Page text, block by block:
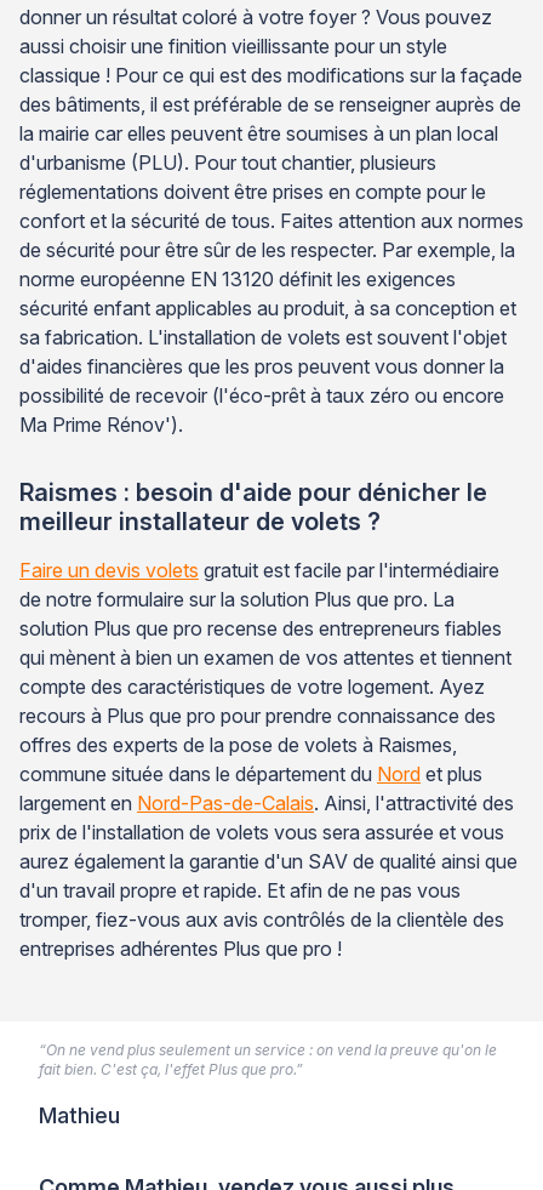
donner un résultat coloré à votre foyer ? Vous pouvez
aussi choisir une finition vieillissante pour un style
classique ! Pour ce qui est des modifications sur la façade
des bâtiments, il est préférable de se renseigner auprès de
la mairie car elles peuvent être soumises à un plan local
d'urbanisme (PLU). Pour tout chantier, plusieurs
réglementations doivent être prises en compte pour le
confort et la sécurité de tous. Faites attention aux normes
de sécurité pour être sûr de les respecter. Par exemple, la
norme européenne EN 13120 définit les exigences
sécurité enfant applicables au produit, à sa conception et
sa fabrication. L'installation de volets est souvent l'objet
d'aides financières que les pros peuvent vous donner la
possibilité de recevoir (l'éco-prêt à taux zéro ou encore
Ma Prime Rénov').
Raismes : besoin d'aide pour dénicher le
meilleur installateur de volets ?
Faire un devis volets gratuit est facile par l'intermédiaire
de notre formulaire sur la solution Plus que pro. La
solution Plus que pro recense des entrepreneurs fiables
qui mènent à bien un examen de vos attentes et tiennent
compte des caractéristiques de votre logement. Ayez
recours à Plus que pro pour prendre connaissance des
offres des experts de la pose de volets à Raismes,
commune située dans le département du Nord et plus
largement en Nord-Pas-de-Calais. Ainsi, l'attractivité des
prix de l'installation de volets vous sera assurée et vous
aurez également la garantie d'un SAV de qualité ainsi que
d'un travail propre et rapide. Et afin de ne pas vous
tromper, fiez-vous aux avis contrôlés de la clientèle des
entreprises adhérentes Plus que pro !
“On ne vend plus seulement un service : on vend la preuve qu'on le
fait bien. C'est ça, l'effet Plus que pro.”
Mathieu